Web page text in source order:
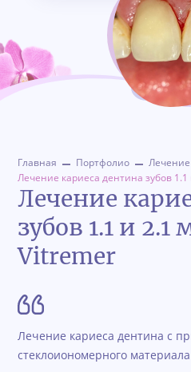
Главная Портфолио
Лечение
Лечение кариеса дентина зубов
Лечение
зубов 1.1 и
Vitremer
Лечение кариеса дентина с
стеклоиономерного